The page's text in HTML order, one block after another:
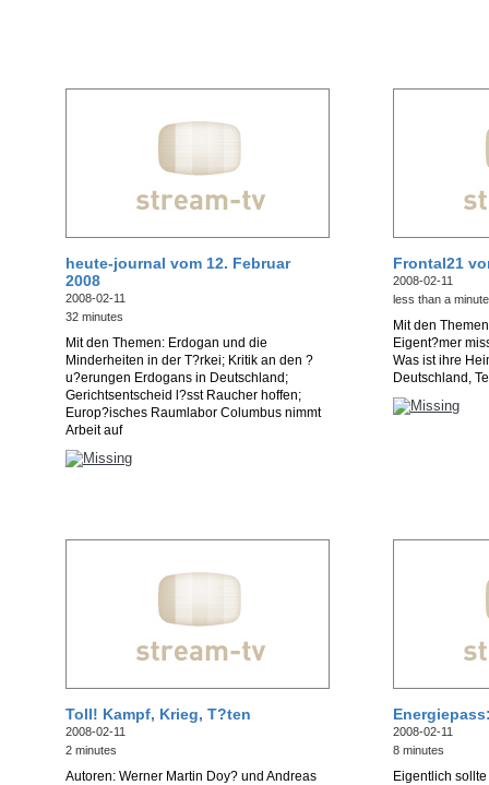
heute-journal vom 12. Februar
2008
2008-02-11
32 minutes
Mit den Themen: Erdogan und die
Minderheiten in der T?rkei; Kritik an den ?
u?erungen Erdogans in Deutschland;
Gerichtsentscheid l?sst Raucher hoffen;
Europ?isches Raumlabor Columbus nimmt
Arbeit auf
Frontal21
2008-02-11
less than a minute
Mit den
Eigent?mer
Was ist ihre
Deutschland,
Toll! Kampf, Krieg, T?ten
2008-02-11
2 minutes
Autoren: Werner Martin Doy? und Andreas
2008-02-11
8 minutes
Eigentlich